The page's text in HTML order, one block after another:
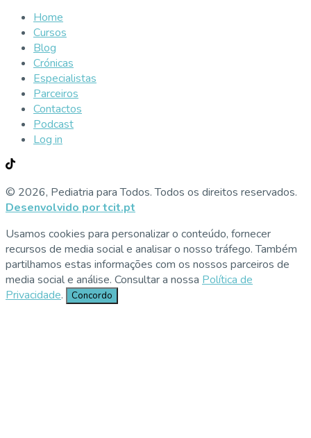
Home
Cursos
Blog
Crónicas
Especialistas
Parceiros
Contactos
Podcast
Log in
© 2026, Pediatria para Todos. Todos os direitos reservados.
Desenvolvido por tcit.pt
Usamos cookies para personalizar o conteúdo, fornecer
recursos de media social e analisar o nosso tráfego. Também
partilhamos estas informações com os nossos parceiros de
media social e análise. Consultar a nossa Política de
Privacidade. Concordo